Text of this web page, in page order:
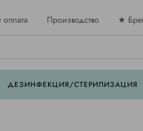
Производство ★
ДЕЗИНФЕКЦИЯ/СТЕРИЛИЗАЦИЯ